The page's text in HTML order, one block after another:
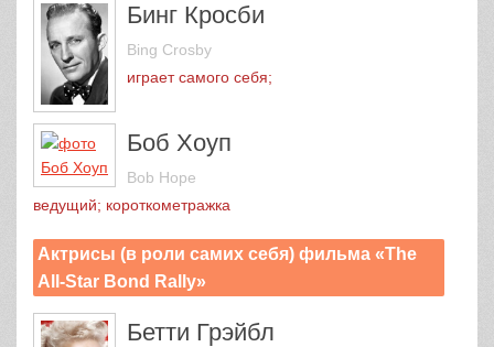
Бинг Кросби
Bing Crosby
играет самого себя;
Боб Хоуп
Bob Hope
ведущий; короткометражка
Актрисы (в роли самих себя) фильма «The
All-Star Bond Rally»
Бетти Грэйбл